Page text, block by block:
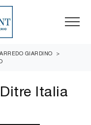
ARREDO GIARDINO
>
Italia